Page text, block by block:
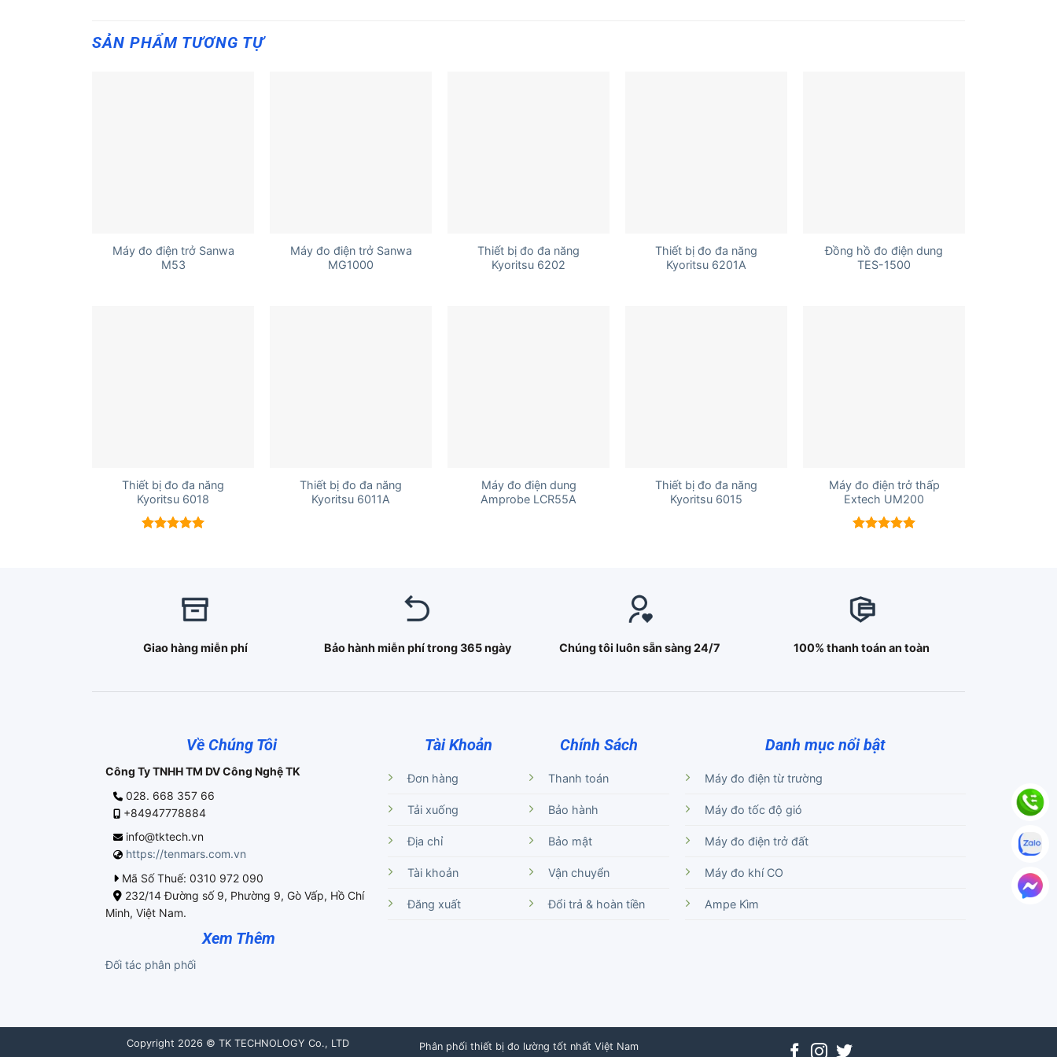
SẢN PHẨM TƯƠNG TỰ
Máy đo điện trở Sanwa
M53
Máy đo điện trở Sanwa
MG1000
Thiết bị đo đa năng
Kyoritsu 6202
Thiết bị đo đa năng
Kyoritsu 6201A
Đồng hồ đo điện dung
TES-1500
Thiết bị đo đa năng
Kyoritsu 6018
Thiết bị đo đa năng
Kyoritsu 6011A
Máy đo điện dung
Amprobe LCR55A
Thiết bị đo đa năng
Kyoritsu 6015
Máy đo điện trở thấp
Extech UM200
Giao hàng miễn phí Bảo hành miễn phí trong 365 ngày Chúng tôi luôn sẵn sàng 24/7 100% thanh toán an toàn
Về Chúng Tôi
Công Ty TNHH TM DV Công Nghệ TK
028. 668 357 66
+84947778884
info@tktech.vn
https://tenmars.com.vn
Mã Số Thuế: 0310 972 090
232/14 Đường số 9, Phường 9, Gò Vấp, Hồ Chí
Minh, Việt Nam.
Xem Thêm
Đối tác phân phối
Tài Khoản
Đơn hàng
Tải xuống
Địa chỉ
Tài khoản
Đăng xuất
Chính Sách
Thanh toán
Bảo hành
Bảo mật
Vận chuyển
Đổi trả & hoàn tiền
Danh mục nổi bật
Máy đo điện từ trường
Máy đo tốc độ gió
Máy đo điện trở đất
Máy đo khí CO
Ampe Kìm
Copyright 2026 © TK TECHNOLOGY Co., LTD Phân phối thiết bị đo lường tốt nhất Việt Nam